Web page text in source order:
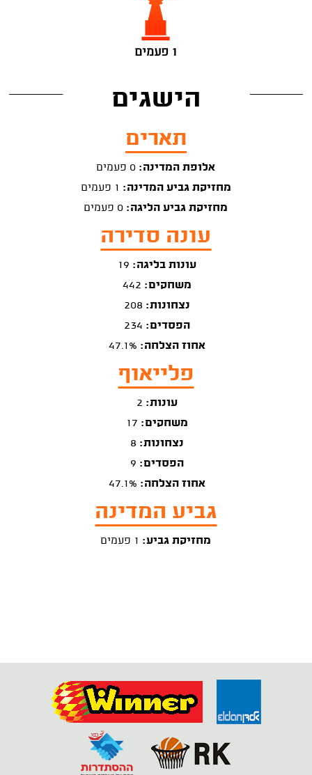
1 פעמים
הישגים
תארים
אלופת המדינה:
מחזיקת גביע המדינה:
מחזיקת גביע הליגה:
עונה סדירה
עונות בליגה:
משחקים:
נצחונות:
הפסדים:
אחוז הצלחה:
פלייאוף
עונות:
משחקים:
נצחונות:
הפסדים:
אחוז הצלחה:
גביע המדינה
מחזיקת גביע: